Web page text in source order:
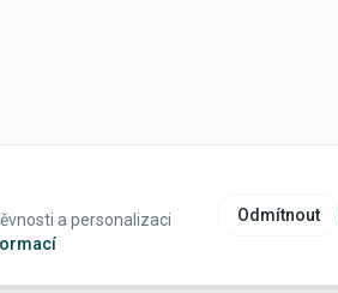
a personalizaci
Odmítnout